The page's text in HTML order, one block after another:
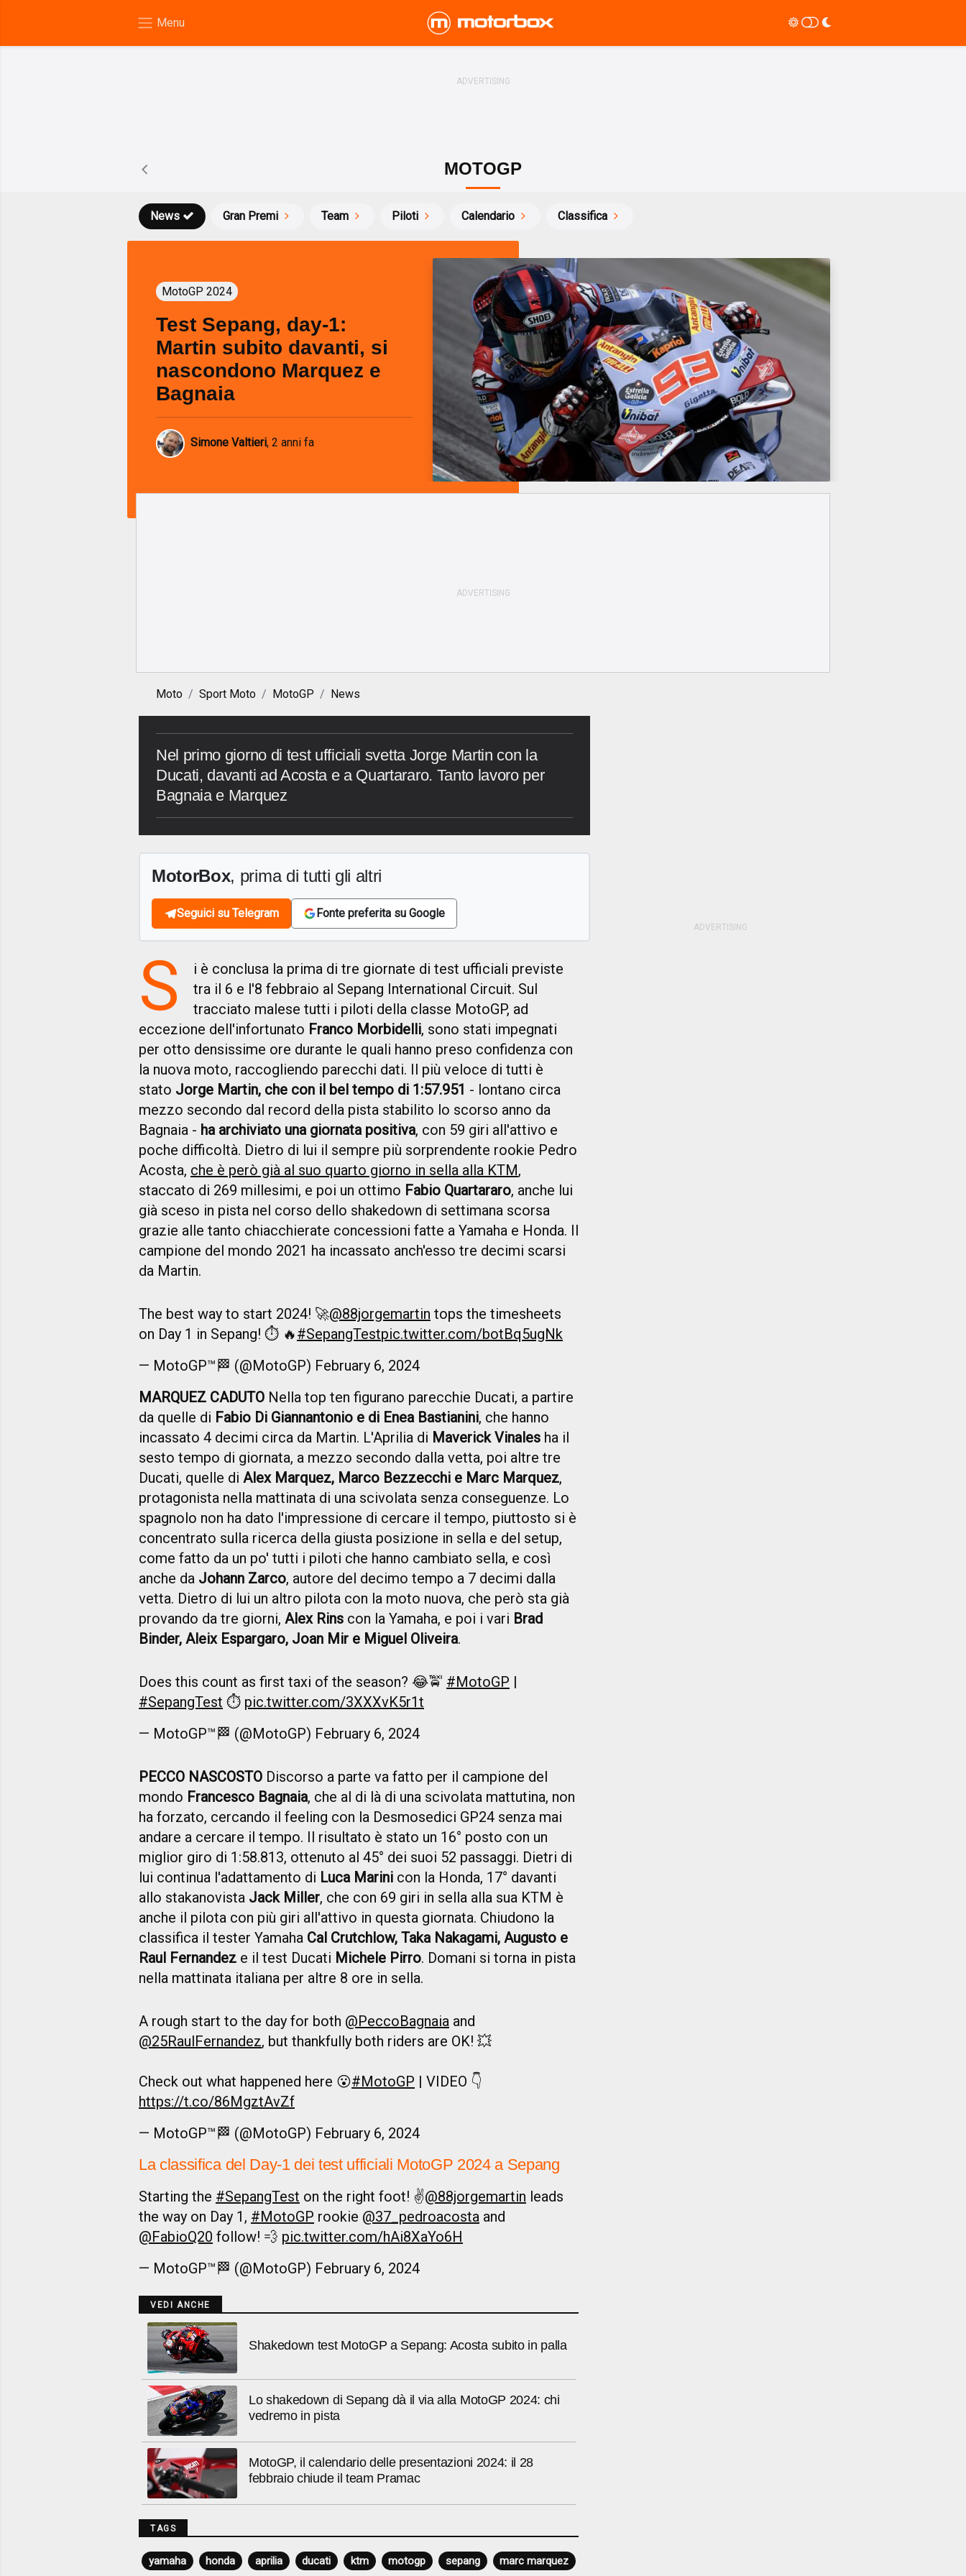
MOTOGP
News Gran Premi Team Piloti Calendario Classifica
MotoGP 2024
Test Sepang, day-1:
Martin subito davanti, si
nascondono Marquez e
Bagnaia
Simone Valtieri, 2 anni fa
Moto Sport Moto MotoGP News
Nel primo giorno di test ufficiali svetta Jorge Martin con la
Ducati, davanti ad Acosta e a Quartararo. Tanto lavoro per
Bagnaia e Marquez
MotorBox, prima di tutti gli altri
Seguici su Telegram Fonte preferita su Google
S
i è conclusa la prima di tre giornate di test ufficiali previste
tra il 6 e l'8 febbraio al Sepang International Circuit. Sul
tracciato malese tutti i piloti della classe MotoGP, ad
eccezione dell'infortunato Franco Morbidelli, sono stati impegnati
per otto densissime ore durante le quali hanno preso confidenza con
la nuova moto, raccogliendo parecchi dati. Il più veloce di tutti è
stato Jorge Martin, che con il bel tempo di 1:57.951 - lontano circa
mezzo secondo dal record della pista stabilito lo scorso anno da
Bagnaia - ha archiviato una giornata positiva, con 59 giri all'attivo e
poche difficoltà. Dietro di lui il sempre più sorprendente rookie Pedro
Acosta, che è però già al suo quarto giorno in sella alla KTM,
staccato di 269 millesimi, e poi un ottimo Fabio Quartararo, anche lui
già sceso in pista nel corso dello shakedown di settimana scorsa
grazie alle tanto chiacchierate concessioni fatte a Yamaha e Honda. Il
campione del mondo 2021 ha incassato anch'esso tre decimi scarsi
da Martin.
The best way to start 2024! 🚀@88jorgemartin tops the timesheets
on Day 1 in Sepang! ⏱️ 🔥#SepangTestpic.twitter.com/botBq5ugNk
— MotoGP™🏁 (@MotoGP) February 6, 2024
MARQUEZ CADUTO Nella top ten figurano parecchie Ducati, a partire
da quelle di Fabio Di Giannantonio e di Enea Bastianini, che hanno
incassato 4 decimi circa da Martin. L'Aprilia di Maverick Vinales ha il
sesto tempo di giornata, a mezzo secondo dalla vetta, poi altre tre
Ducati, quelle di Alex Marquez, Marco Bezzecchi e Marc Marquez,
protagonista nella mattinata di una scivolata senza conseguenze. Lo
spagnolo non ha dato l'impressione di cercare il tempo, piuttosto si è
concentrato sulla ricerca della giusta posizione in sella e del setup,
come fatto da un po' tutti i piloti che hanno cambiato sella, e così
anche da Johann Zarco, autore del decimo tempo a 7 decimi dalla
vetta. Dietro di lui un altro pilota con la moto nuova, che però sta già
provando da tre giorni, Alex Rins con la Yamaha, e poi i vari Brad
Binder, Aleix Espargaro, Joan Mir e Miguel Oliveira.
Does this count as first taxi of the season? 😂🚖 #MotoGP |
#SepangTest ⏱️ pic.twitter.com/3XXXvK5r1t
— MotoGP™🏁 (@MotoGP) February 6, 2024
PECCO NASCOSTO Discorso a parte va fatto per il campione del
mondo Francesco Bagnaia, che al di là di una scivolata mattutina, non
ha forzato, cercando il feeling con la Desmosedici GP24 senza mai
andare a cercare il tempo. Il risultato è stato un 16° posto con un
miglior giro di 1:58.813, ottenuto al 45° dei suoi 52 passaggi. Dietri di
lui continua l'adattamento di Luca Marini con la Honda, 17° davanti
allo stakanovista Jack Miller, che con 69 giri in sella alla sua KTM è
anche il pilota con più giri all'attivo in questa giornata. Chiudono la
classifica il tester Yamaha Cal Crutchlow, Taka Nakagami, Augusto e
Raul Fernandez e il test Ducati Michele Pirro. Domani si torna in pista
nella mattinata italiana per altre 8 ore in sella.
A rough start to the day for both @PeccoBagnaia and
@25RaulFernandez, but thankfully both riders are OK! 💥
Check out what happened here 😮#MotoGP | VIDEO 👇
https://t.co/86MgztAvZf
— MotoGP™🏁 (@MotoGP) February 6, 2024
La classifica del Day-1 dei test ufficiali MotoGP 2024 a Sepang
Starting the #SepangTest on the right foot! ✌️@88jorgemartin leads
the way on Day 1, #MotoGP rookie @37_pedroacosta and
@FabioQ20 follow! 💨 pic.twitter.com/hAi8XaYo6H
— MotoGP™🏁 (@MotoGP) February 6, 2024
VEDI ANCHE
Shakedown test MotoGP a Sepang: Acosta subito in palla
Lo shakedown di Sepang dà il via alla MotoGP 2024: chi
vedremo in pista
MotoGP, il calendario delle presentazioni 2024: il 28
febbraio chiude il team Pramac
TAGS
yamaha honda aprilia ducati ktm motogp sepang marc marquez